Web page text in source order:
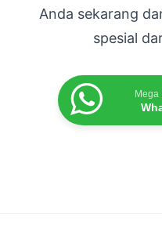
Anda sekarang
spesial
Mega